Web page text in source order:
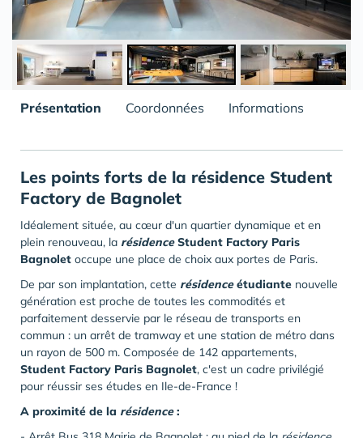
Présentation Coordonnées Informations
Les points forts de la résidence Student
Factory de Bagnolet
Idéalement située, au cœur d'un quartier dynamique et en
plein renouveau, la résidence Student Factory Paris
Bagnolet occupe une place de choix aux portes de Paris.
De par son implantation, cette résidence étudiante nouvelle
génération est proche de toutes les commodités et
parfaitement desservie par le réseau de transports en
commun : un arrêt de tramway et une station de métro dans
un rayon de 500 m. Composée de 142 appartements,
Student Factory Paris Bagnolet, c'est un cadre privilégié
pour réussir ses études en Ile-de-France !
A proximité de la résidence :